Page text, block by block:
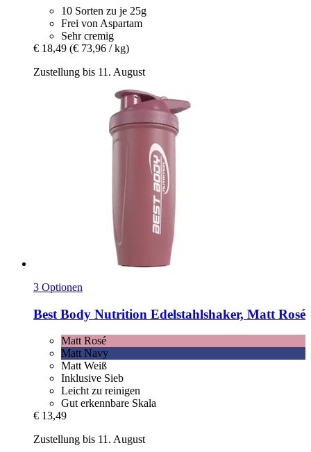
10 Sorten zu je 25g
Frei von Aspartam
Sehr cremig
€ 18,49 (€ 73,96 / kg)
Zustellung bis 11. August
3 Optionen
Best Body Nutrition Edelstahlshaker, Matt Rosé
Matt Rosé
Matt Navy
Matt Weiß
Inklusive Sieb
Leicht zu reinigen
Gut erkennbare Skala
€ 13,49
Zustellung bis 11. August